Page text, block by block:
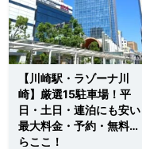
【川崎駅・ラゾーナ川
崎】厳選15駐車場！平
日・土日・連泊にも安い
最大料金・予約・無料な
らここ！